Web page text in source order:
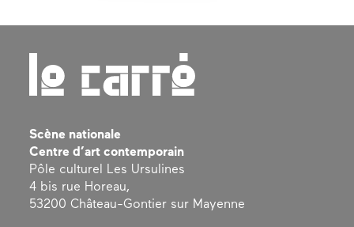
Scène nationale
Centre d’art contemporain
Pôle culturel Les Ursulines
4 bis rue Horeau,
53200 Château-Gontier sur Mayenne